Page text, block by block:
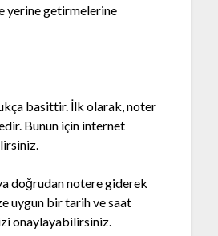
yerine getirmelerine
basittir. İlk olarak, noter
Bunun için internet
doğrudan notere giderek
uygun bir tarih ve saat
onaylayabilirsiniz.